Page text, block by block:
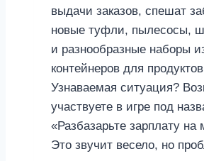
выдачи заказов, спешат
новые туфли, пылесосы,
и разнообразные наборы
контейнеров для
Узнаваемая ситуация?
участвуете в игре под
«Разбазарьте зарплату на
Это звучит весело, но